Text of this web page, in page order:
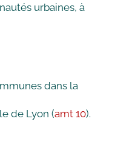
urbaines, à
dans la
de Lyon (amt 10).